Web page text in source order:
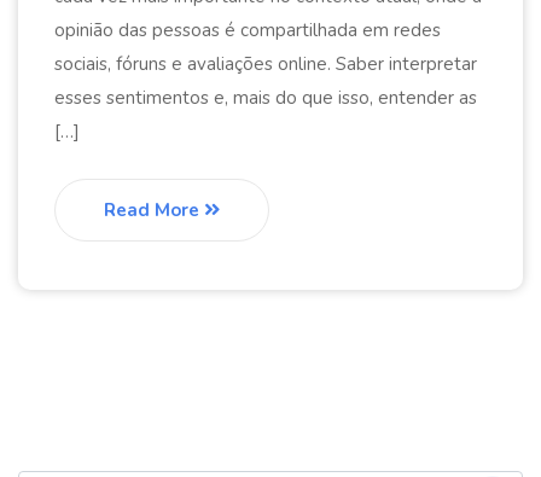
opinião das pessoas é compartilhada em redes
sociais, fóruns e avaliações online. Saber interpretar
esses sentimentos e, mais do que isso, entender as
[…]
Read More